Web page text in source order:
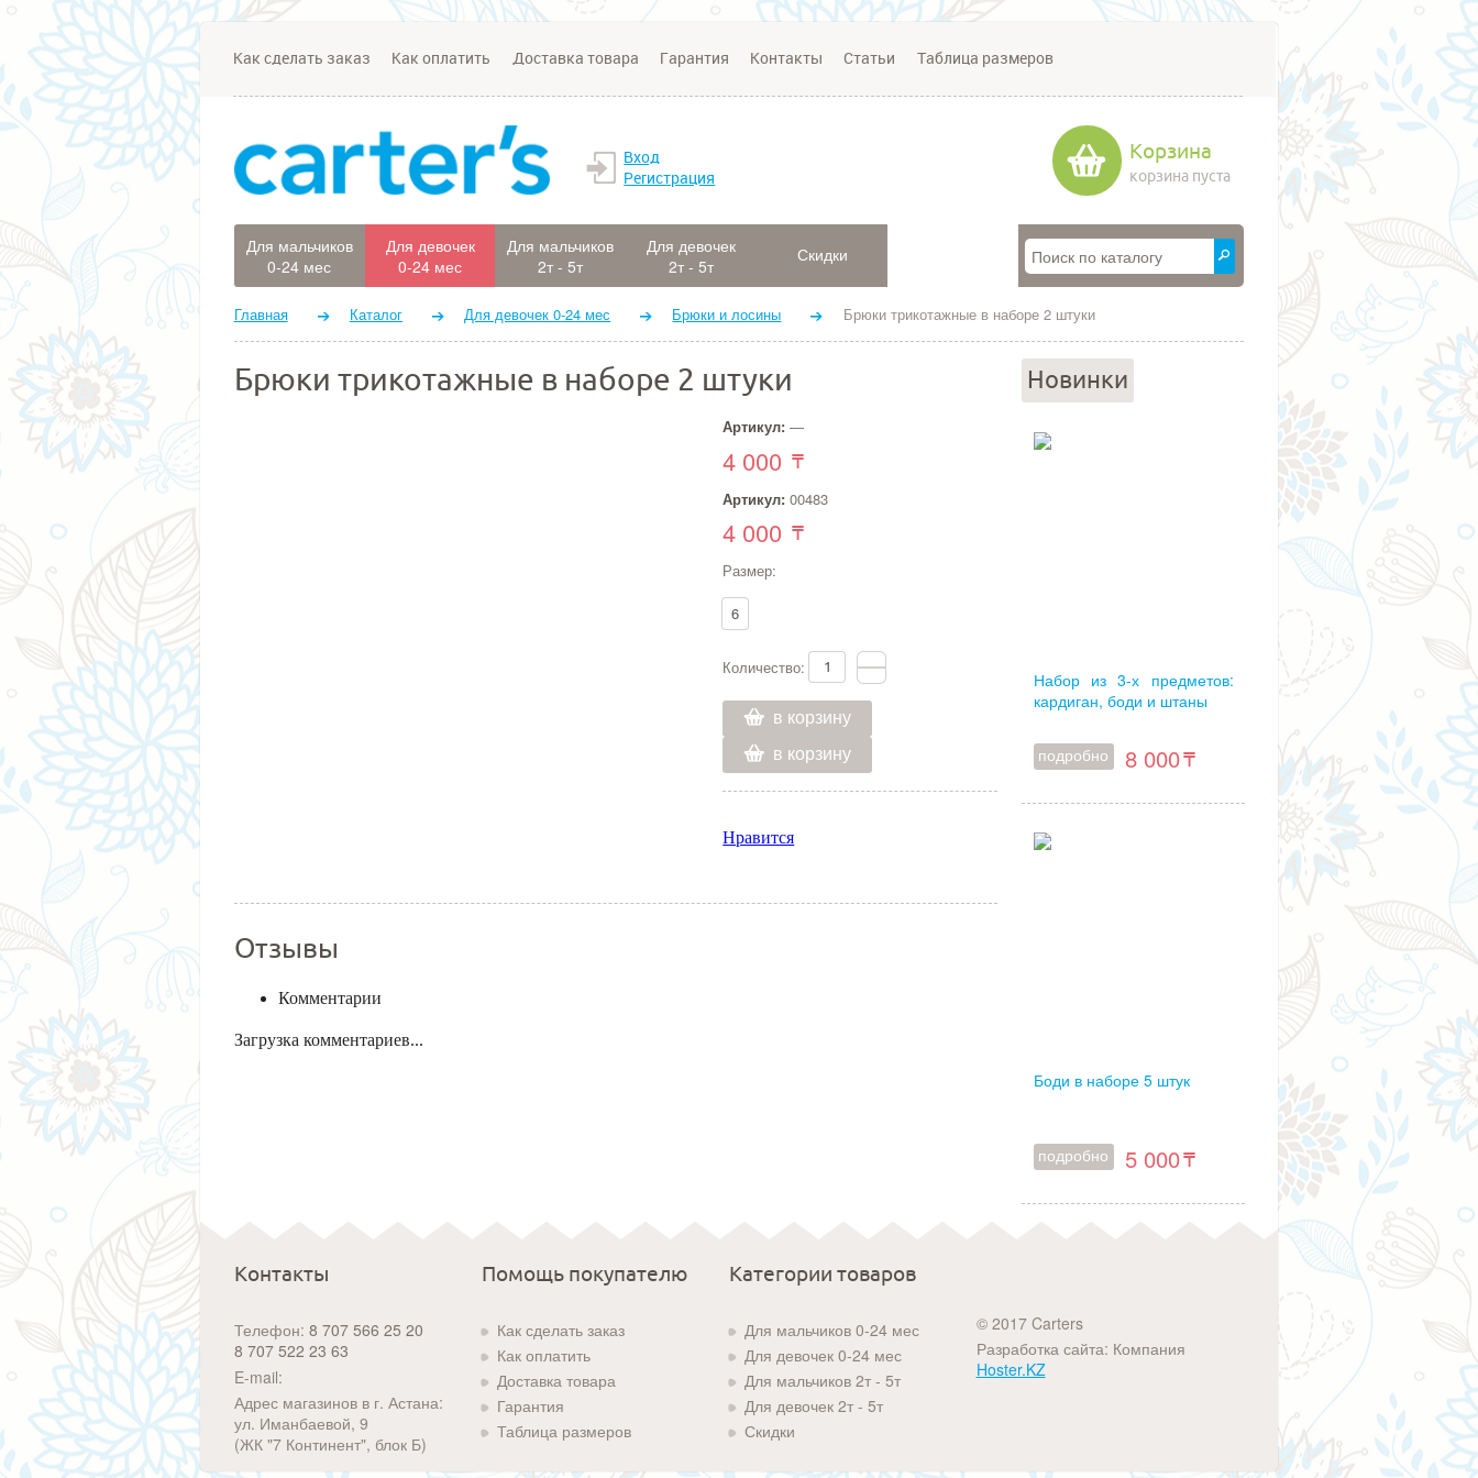
Как сделать заказ Как оплатить Доставка товара Гарантия Контакты Статьи Таблица размеров
Вход
Регистрация
Корзина
корзина пуста
Для мальчиков
0-24 мес
Для девочек
0-24 мес
Для мальчиков
2т - 5т
Для девочек
2т - 5т
Скидки
Главная Каталог Для девочек 0-24 мес Брюки и лосины Брюки трикотажные в наборе 2 штуки
Брюки трикотажные в наборе 2 штуки
Артикул: —
4 000
Артикул: 00483
4 000
Размер:
6
Количество:
в корзину
в корзину
Нравится
Отзывы
Комментарии
Загрузка комментариев...
Новинки
Набор из 3-х предметов:
кардиган, боди и штаны
подробно 8 000
Боди в наборе 5 штук
подробно 5 000
Контакты
Телефон: 8 707 566 25 20
8 707 522 23 63
E-mail:
Адрес магазинов в г. Астана:
ул. Иманбаевой, 9
(ЖК "7 Континент", блок Б)
Помощь покупателю
Как сделать заказ
Как оплатить
Доставка товара
Гарантия
Таблица размеров
Категории товаров
Для мальчиков 0-24 мес
Для девочек 0-24 мес
Для мальчиков 2т - 5т
Для девочек 2т - 5т
Скидки
© 2017 Carters
Разработка сайта: Компания
Hoster.KZ